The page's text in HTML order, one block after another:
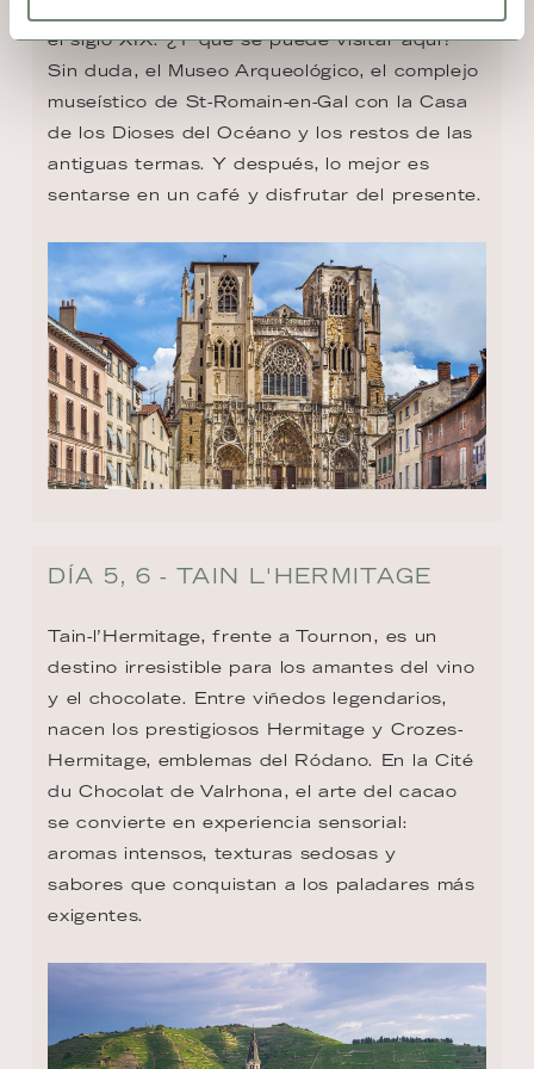
el siglo XIX. ¿Y qué se puede visitar aquí?
Sin duda, el Museo Arqueológico, el complejo
museístico de St-Romain-en-Gal con la Casa
de los Dioses del Océano y los restos de las
antiguas termas. Y después, lo mejor es
sentarse en un café y disfrutar del presente.
DÍA 5, 6 - TAIN L'HERMITAGE
Tain-l’Hermitage, frente a Tournon, es un
destino irresistible para los amantes del vino
y el chocolate. Entre viñedos legendarios,
nacen los prestigiosos Hermitage y Crozes-
Hermitage, emblemas del Ródano. En la Cité
du Chocolat de Valrhona, el arte del cacao
se convierte en experiencia sensorial:
aromas intensos, texturas sedosas y
sabores que conquistan a los paladares más
exigentes.